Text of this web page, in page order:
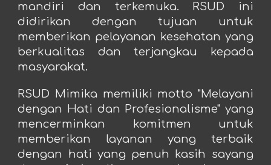
mandiri dan terkemuka. RSUD ini
didirikan dengan tujuan untuk
memberikan pelayanan kesehatan yang
berkualitas dan terjangkau kepada
masyarakat.
RSUD Mimika memiliki motto "Melayani
dengan Hati dan Profesionalisme" yang
mencerminkan komitmen untuk
memberikan layanan yang terbaik
dengan hati yang penuh kasih sayang